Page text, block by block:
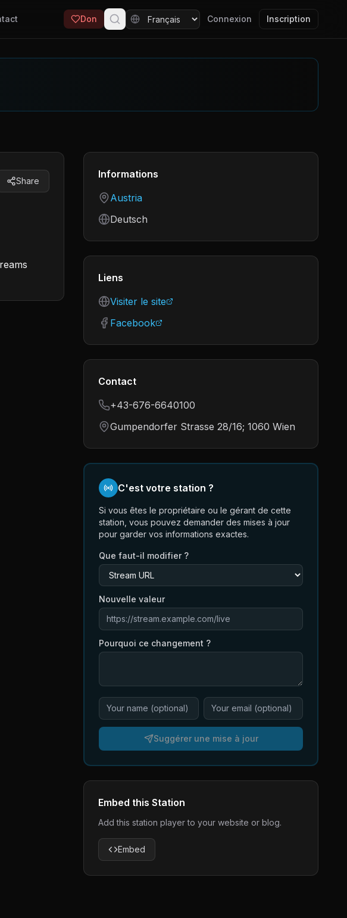
Don Connexion Inscription
Share
Informations
Country
Austria
Language
Deutsch
Liens
Visiter le site
Facebook
Contact
+43-676-6640100
Gumpendorfer Strasse 28/16; 1060 Wien
C'est votre station ?
Si vous êtes le propriétaire ou le gérant de cette
station, vous pouvez demander des mises à jour
pour garder vos informations exactes.
Que faut-il modifier ?
Nouvelle valeur
Pourquoi ce changement ?
Suggérer une mise à jour
Embed this Station
Add this station player to your website or blog.
Embed